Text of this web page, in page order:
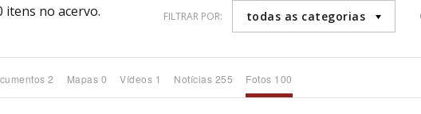
itens no acervo. FILTRAR POR: todas as categorias
2 Mapas 0 Vídeos 1 Notícias 255 Fotos 100